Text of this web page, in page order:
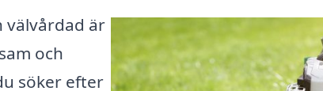
välvårdad är
och
söker efter